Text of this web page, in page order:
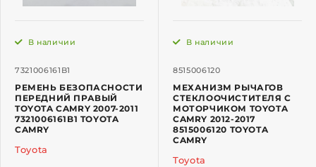
7321006161B1
В наличии
РЕМЕНЬ БЕЗОПАСНОСТИ
ПЕРЕДНИЙ ПРАВЫЙ
TOYOTA CAMRY 2007-2011
7321006161B1 TOYOTA
CAMRY
Toyota
8515006120
В наличии
МЕХАНИЗМ РЫЧАГОВ
СТЕКЛООЧИСТИТЕЛЯ С
МОТОРЧИКОМ TOYOTA
CAMRY 2012-2017
8515006120 TOYOTA
CAMRY
Toyota